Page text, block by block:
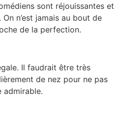
sont réjouissantes et
n’est jamais au bout de
de la perfection.
Il faudrait être très
de nez pour ne pas